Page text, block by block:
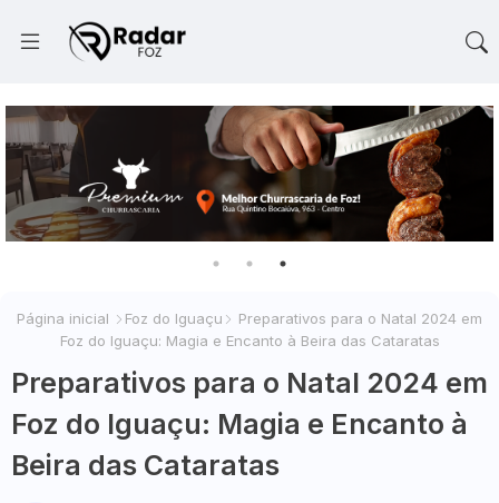
Página inicial Foz do Iguaçu
Preparativos para o Natal 2024 em
Foz do Iguaçu: Magia e Encanto à Beira das Cataratas
Preparativos para o Natal 2024 em
Foz do Iguaçu: Magia e Encanto à
Beira das Cataratas